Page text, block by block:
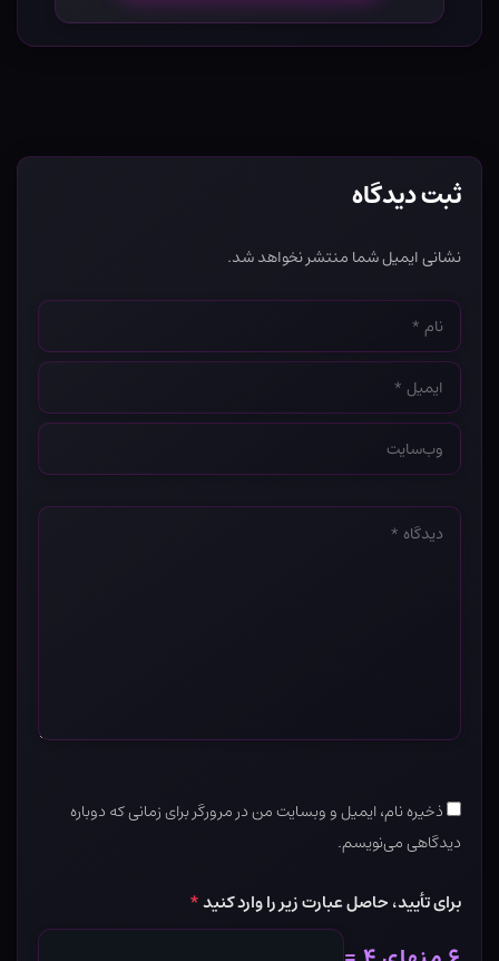
ثبت دیدگاه
نشانی ایمیل شما منتشر نخواهد شد.
نام
*
ایمیل
*
وب‌سایت
*
دیدگاه
ذخیره نام، ایمیل و وبسایت من در مرورگر برای زمانی که دوباره
دیدگاهی می‌نویسم.
برای تأیید، حاصل عبارت زیر را وارد کنید*